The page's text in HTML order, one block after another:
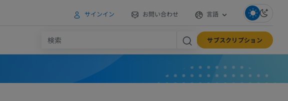
サインイン お問い合わせ 言語
サブスクリプション